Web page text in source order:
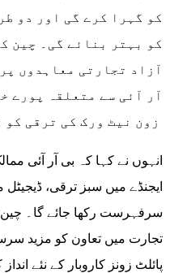
کو گہرا کرے گی اور دو
کو بہتر بنائے گی۔ چین
آزاد تجارتی معاہدوں
آر آئی سے متعلقہ پورے
انہوں نے کہا کہ بی آر آئی
ایجنڈے میں سبز ترقی،
سرفہرست رکھا جائے گا۔ چین
تجارت میں تعاون کو مزید
پائلٹ زونز کاروبار کے نئے